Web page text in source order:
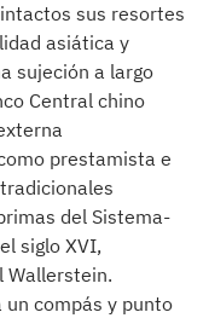
sus resortes
asiática y
sujeción a largo
Central chino
prestamista e
del Sistema-
siglo XVI,
Wallerstein.
un compás y punto